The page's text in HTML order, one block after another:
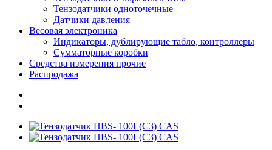
Тензодатчики одноточечные
Датчики давления
Весовая электроника
Индикаторы, дублирующие табло, контроллеры
Сумматорные коробки
Средства измерения прочие
Распродажа